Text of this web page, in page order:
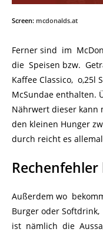
Screen: mcdonalds.at
Ferner sind im
die Speisen bzw.
Kaffee Classico, o,25l
McSundae enthalten.
Nährwert dieser kann
den kleinen Hunger
durch reicht es
Rechenfehler
Außerdem wo
Burger oder
ist nämlich die